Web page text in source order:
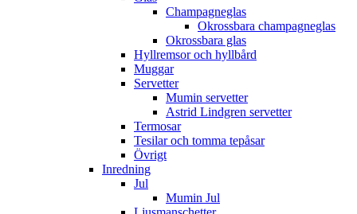
Champagneglas
Okrossbara champagneglas
Okrossbara glas
Hyllremsor och hyllbård
Muggar
Servetter
Mumin servetter
Astrid Lindgren servetter
Termosar
Tesilar och tomma tepåsar
Övrigt
Inredning
Jul
Mumin Jul